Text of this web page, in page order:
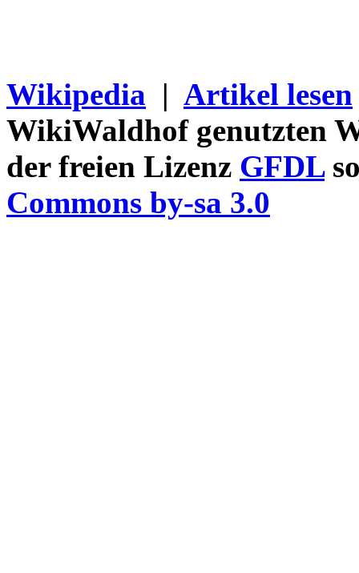
Wikipedia | Artikel lesen
WikiWaldhof genutzten
der freien Lizenz GFDL
Commons by-sa 3.0